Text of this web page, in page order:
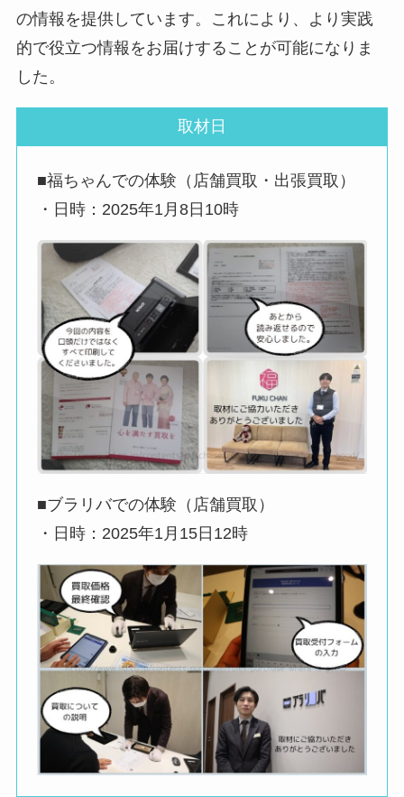
の情報を提供しています。これにより、より実践
的で役立つ情報をお届けすることが可能になりま
した。
取材日
■福ちゃんでの体験（店舗買取・出張買取）
・日時：2025年1月8日10時
■ブラリバでの体験（店舗買取）
・日時：2025年1月15日12時